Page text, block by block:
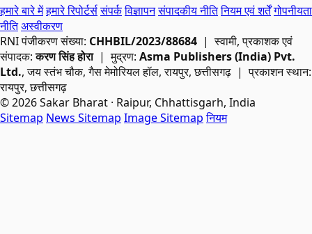
हमारे बारे मेंहमारे रिपोर्टर्ससंपर्कविज्ञापनसंपादकीय नीतिनियम एवं शर्तेंगोपनीयता
नीतिअस्वीकरण
RNIपंजीकरण संख्या: CHHBIL/2023/88684 | स्वामी, प्रकाशक एवं
संपादक:करण सिंह होरा| मुद्रण: Asma Publishers (India) Pvt.
Ltd., जय स्तंभ चौक, गैस मेमोरियल हॉल, रायपुर, छत्तीसगढ़ | प्रकाशन स्थान:
रायपुर, छत्तीसगढ़
© 2026 Sakar Bharat · Raipur, Chhattisgarh, India
Sitemap News Sitemap Image Sitemap नियम